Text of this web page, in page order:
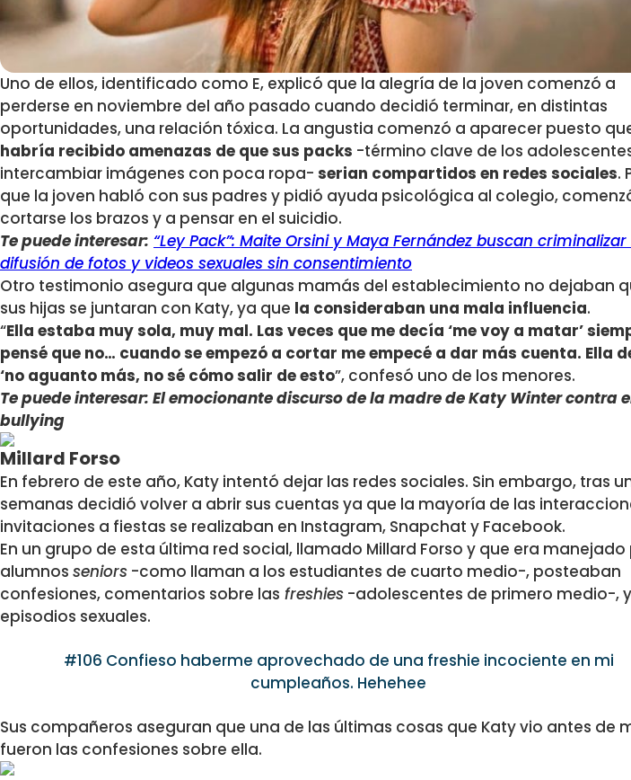
Uno de ellos, identificado como E, explicó que la alegría de la joven comenzó a
perderse en noviembre del año pasado cuando decidió terminar, en distintas
oportunidades, una relación tóxica. La angustia comenzó a aparecer puesto
habría recibido amenazas de que sus packs -término clave de los
intercambiar imágenes con poca ropa- serian compartidos en redes sociales.
que la joven habló con sus padres y pidió ayuda psicológica al colegio,
cortarse los brazos y a pensar en el suicidio.
Te puede interesar: “Ley Pack”: Maite Orsini y Maya Fernández buscan criminalizar
difusión de fotos y videos sexuales sin consentimiento
Otro testimonio asegura que algunas mamás del establecimiento no dejaban
sus hijas se juntaran con Katy, ya que la consideraban una mala influencia.
“Ella estaba muy sola, muy mal. Las veces que me decía ‘me voy a matar’
pensé que no… cuando se empezó a cortar me empecé a dar más cuenta. Ella
‘no aguanto más, no sé cómo salir de esto”, confesó uno de los menores.
Te puede interesar: El emocionante discurso de la madre de Katy Winter contra
bullying
Millard Forso
En febrero de este año, Katy intentó dejar las redes sociales. Sin embargo, tras
semanas decidió volver a abrir sus cuentas ya que la mayoría de las
invitaciones a fiestas se realizaban en Instagram, Snapchat y Facebook.
En un grupo de esta última red social, llamado Millard Forso y que era manejado
alumnos seniors -como llaman a los estudiantes de cuarto medio-, posteaban
confesiones, comentarios sobre las freshies -adolescentes de primero medio-, y
episodios sexuales.
#106 Confieso haberme aprovechado de una freshie incociente en mi
cumpleaños. Hehehee
Sus compañeros aseguran que una de las últimas cosas que Katy vio antes de
fueron las confesiones sobre ella.